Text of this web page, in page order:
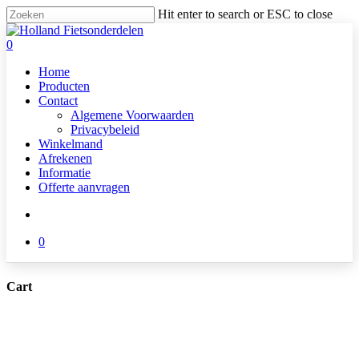
Skip
to
main
Hit enter to search or ESC to close
Close
Search
search
0
Home
Producten
Contact
Algemene Voorwaarden
Privacybeleid
Winkelmand
Afrekenen
Informatie
Offerte aanvragen
0
Cart